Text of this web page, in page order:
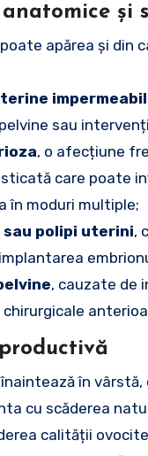
și
apărea și din
sau
, o afecțiune
care poate
în moduri multiple;
sau polipi uterini,
, cauzate de
înaintează în
cu scăderea
calității